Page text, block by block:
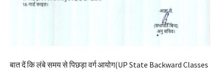
बात दें कि लंबे समय से पिछड़ा वर्ग आयोग(UP State Backward Classes